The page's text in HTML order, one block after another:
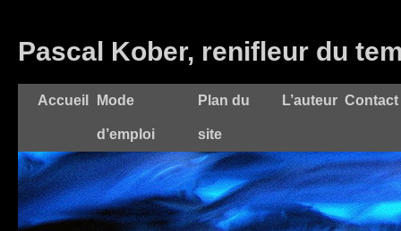
Pascal Kober, renifleur du
Accueil Mode
d’emploi
Plan du
site
L’auteur Contact